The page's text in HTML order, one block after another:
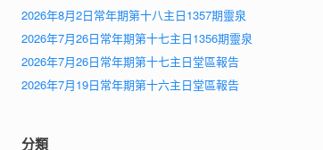
2026年8月2日常年期第十八主日1357期靈泉
2026年7月26日常年期第十七主日1356期靈泉
2026年7月26日常年期第十七主日堂區報告
2026年7月19日常年期第十六主日堂區報告
分類